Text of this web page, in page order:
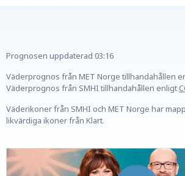
Prognosen uppdaterad 03:16
Väderprognos från MET Norge tillhandahållen
Väderprognos från SMHI tillhandahållen enligt
Väderikoner från SMHI och MET Norge har
likvärdiga ikoner från Klart.